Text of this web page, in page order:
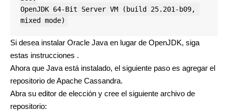
OpenJDK 64-Bit Server VM (build 25.201-b09,
mixed mode)
Si desea instalar Oracle Java en lugar de OpenJDK, siga
estas instrucciones .
Ahora que Java está instalado, el siguiente paso es agregar el
repositorio de Apache Cassandra.
Abra su editor de elección y cree el siguiente archivo de
repositorio: